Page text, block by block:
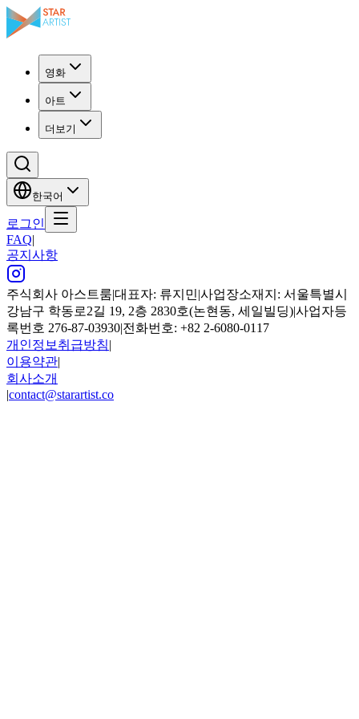
영화
아트
더보기
한국어
로그인
FAQ|
공지사항
주식회사 아스트룸|대표자: 류지민|사업장소재지: 서울특별시
강남구 학동로2길 19, 2층 2830호(논현동, 세일빌딩)|사업자등
록번호 276-87-03930|전화번호: +82 2-6080-0117
개인정보취급방침|
이용약관|
회사소개
|contact@starartist.co